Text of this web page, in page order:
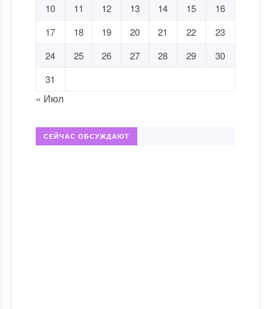
10
11 12 13 14 15
16
17
18 19 20 21 22
23
24
25 26 27 28 29
30
31
« Июл
СЕЙЧАС ОБСУЖДАЮТ